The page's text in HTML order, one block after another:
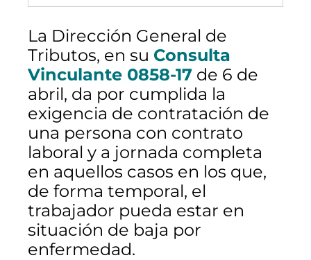
La Dirección General de
Tributos, en su Consulta
Vinculante 0858-17 de 6 de
abril, da por cumplida la
exigencia de contratación de
una persona con contrato
laboral y a jornada completa
en aquellos casos en los que,
de forma temporal, el
trabajador pueda estar en
situación de baja por
enfermedad.